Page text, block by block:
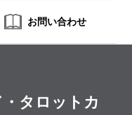
お問い合わせ
タロットカ